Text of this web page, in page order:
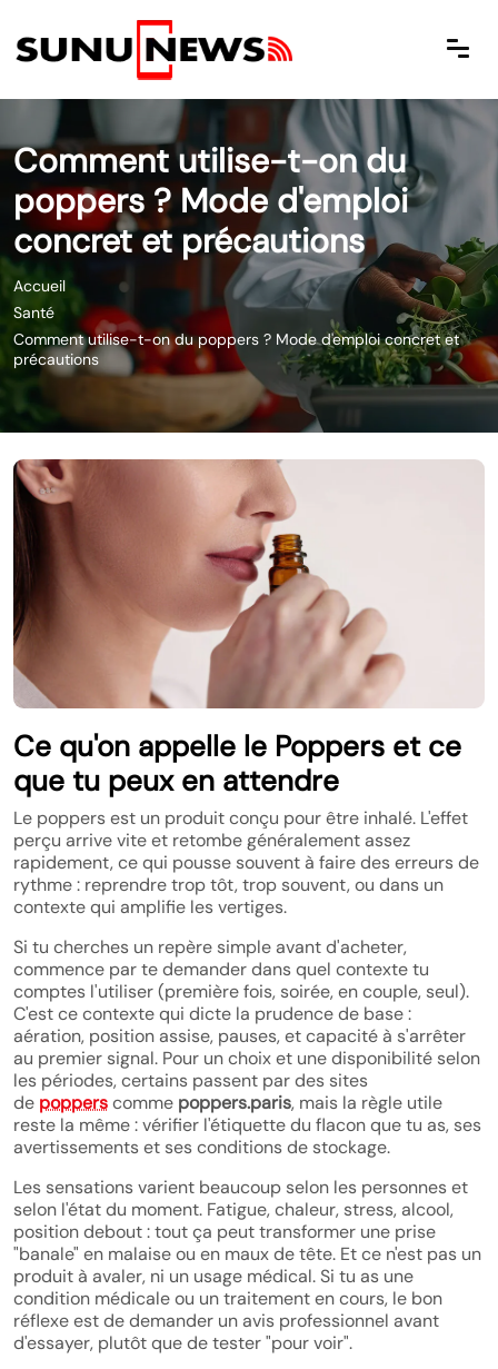
Comment utilise-t-on du
poppers ? Mode d'emploi
concret et précautions
Accueil
Santé
Comment utilise-t-on du poppers ? Mode d'emploi concret et
précautions
Ce qu'on appelle le Poppers et ce
que tu peux en attendre
Le poppers est un produit conçu pour être inhalé. L'effet
perçu arrive vite et retombe généralement assez
rapidement, ce qui pousse souvent à faire des erreurs de
rythme : reprendre trop tôt, trop souvent, ou dans un
contexte qui amplifie les vertiges.
Si tu cherches un repère simple avant d'acheter,
commence par te demander dans quel contexte tu
comptes l'utiliser (première fois, soirée, en couple, seul).
C'est ce contexte qui dicte la prudence de base :
aération, position assise, pauses, et capacité à s'arrêter
au premier signal. Pour un choix et une disponibilité selon
les périodes, certains passent par des sites
de popperscomme poppers.paris, mais la règle utile
reste la même : vérifier l'étiquette du flacon que tu as, ses
avertissements et ses conditions de stockage.
Les sensations varient beaucoup selon les personnes et
selon l'état du moment. Fatigue, chaleur, stress, alcool,
position debout : tout ça peut transformer une prise
"banale" en malaise ou en maux de tête. Et ce n'est pas un
produit à avaler, ni un usage médical. Si tu as une
condition médicale ou un traitement en cours, le bon
réflexe est de demander un avis professionnel avant
d'essayer, plutôt que de tester "pour voir".